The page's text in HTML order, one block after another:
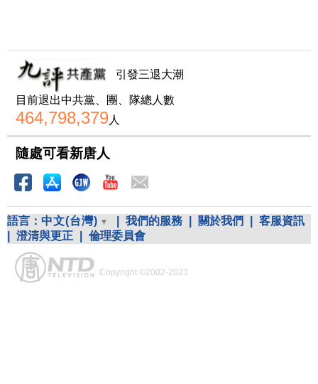
引發三退大潮
目前退出中共黨、團、隊總人數
464,798,379人
隨處可看新唐人
語言： 中文(台灣) 我們的服務 關於我們
客服資訊
澄清與更正 倫理委員會
Copyright ©2002-2023